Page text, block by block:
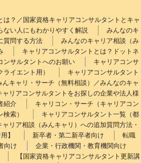
は？／国家資格キャリアコンサルタントとキャ
ない人にもわかりやすく解説
みんなのキ
質問する方法
みんなのキャリア相談（み
キャリアコンサルタントとは？ドットネ
ンサルタントへのお願い
キャリアコンサ
イエント用）
キャリアコンサルタント
んキャリ・サーチ（無料相談）／みんなのキャ
ャリアコンサルタントをお探しの企業や法人様
紹介
キャリコン・サーチ（キャリアコン
索）
キャリアコンサルタント一覧（都
ャリア相談（みんキャリ）への追加質問方法・
】
新卒者・第二新卒者向け
転職
向け
企業・行政機関・教育機関向け
【国家資格キャリアコンサルタント更新講